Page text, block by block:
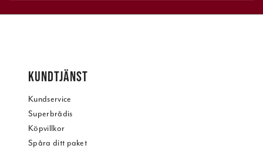
KUNDTJÄNST
Kundservice
Superbrådis
Köpvillkor
Spåra ditt paket